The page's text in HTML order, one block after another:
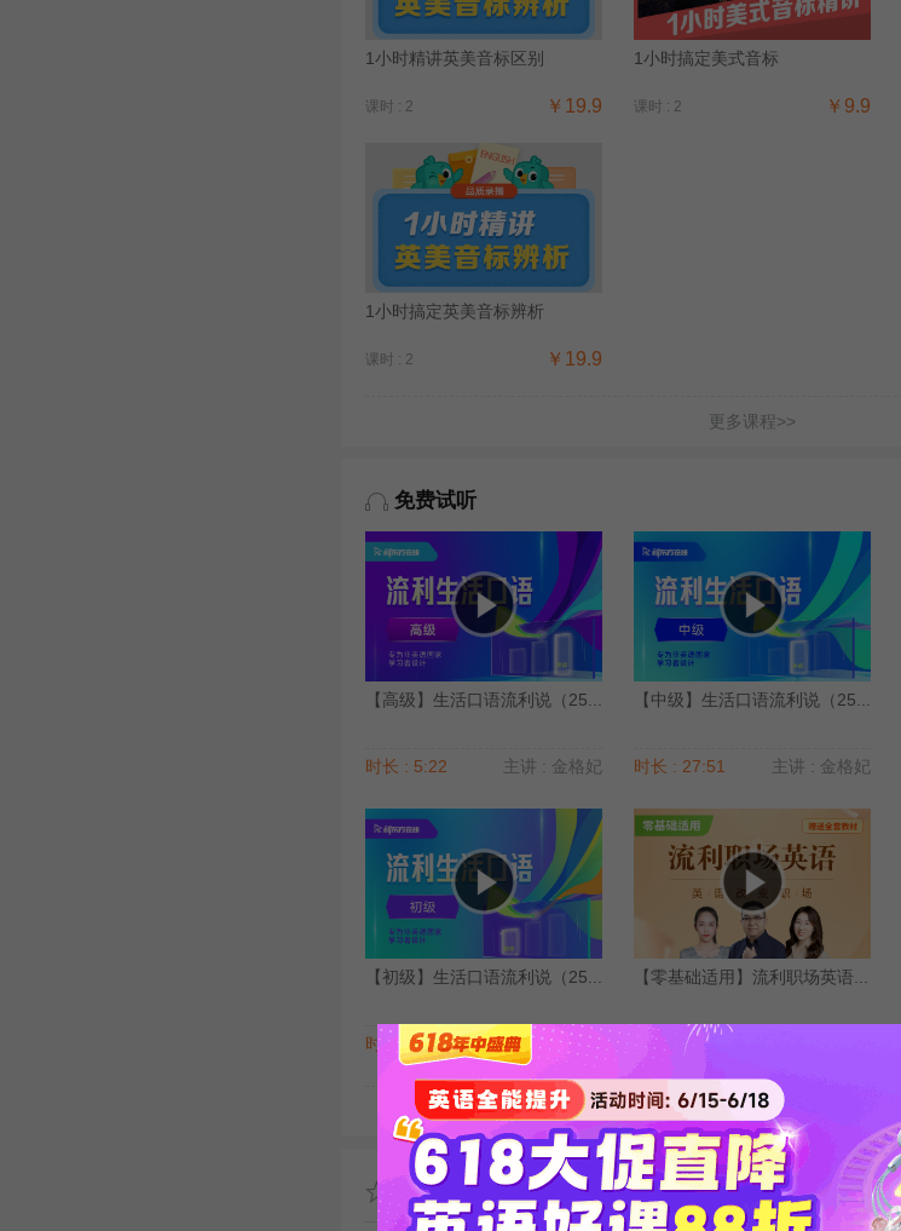
1小时精讲英美音标区别
课时 : 2 ￥19.9
1小时搞定美式音标
课时 : 2 ￥9.9
1小时搞定英美音标辨析
课时 : 2 ￥19.9
更多课程>>
免费试听
【高级】生活口语流利说（25...
时长 : 5:22 主讲 : 金格妃
【中级】生活口语流利说（25...
时长 : 27:51 主讲 : 金格妃
【初级】生活口语流利说（25...
时长 : 3:54 主讲 : 金格妃
【零基础适用】流利职场英语...
时长 : 26:58
更多课程>>
推荐阅读